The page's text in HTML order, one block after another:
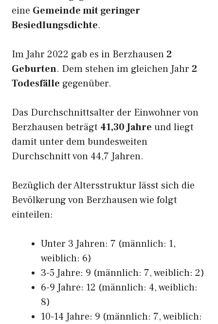
eine Gemeinde mit geringer
Besiedlungsdichte.
Im Jahr 2022 gab es in Berzhausen2
Geburten. Dem stehen im gleichen Jahr 2
Todesfälle gegenüber.
Das Durchschnittsalter der Einwohner von
Berzhausen beträgt 41,30 Jahre und liegt
damit unter dem bundesweiten
Durchschnitt von 44,7 Jahren.
Bezüglich der Altersstruktur lässt sich die
Bevölkerung von Berzhausen wie folgt
einteilen:
Unter 3 Jahren: 7 (männlich: 1,
weiblich: 6)
3-5 Jahre: 9 (männlich: 7, weiblich: 2)
6-9 Jahre: 12 (männlich: 4, weiblich:
8)
10-14 Jahre: 9 (männlich: 7, weiblich: